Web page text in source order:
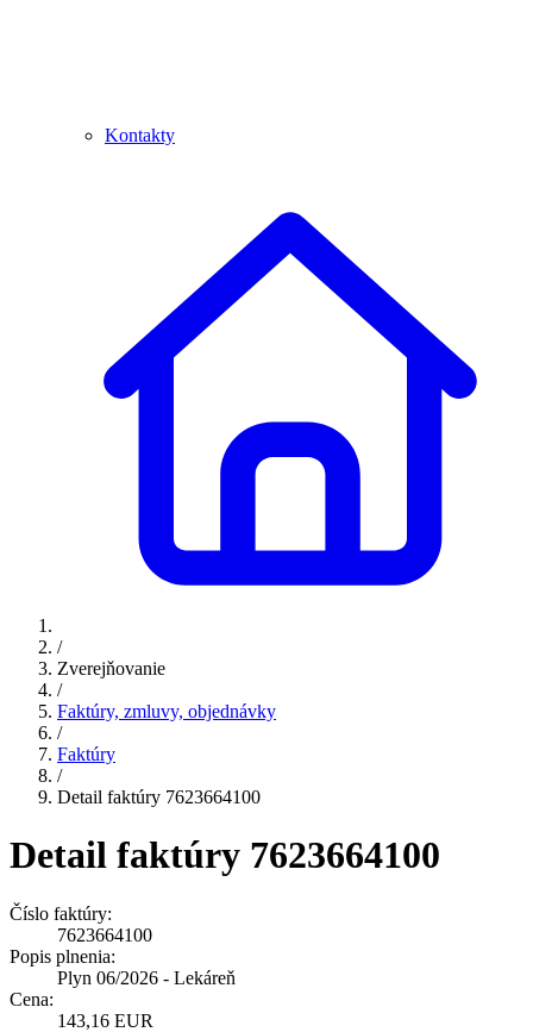
Kontakty
/
Zverejňovanie
/
Faktúry, zmluvy, objednávky
/
Faktúry
/
Detail faktúry 7623664100
Detail faktúry 7623664100
Číslo faktúry:
7623664100
Popis plnenia:
Plyn 06/2026 - Lekáreň
Cena:
143,16 EUR